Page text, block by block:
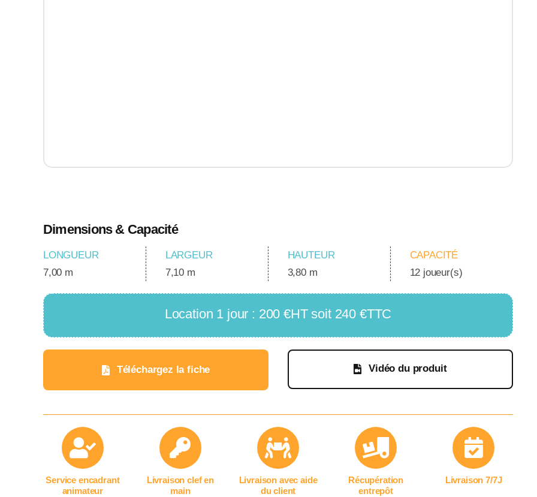
Dimensions & Capacité
LONGUEUR
7,00 m
LARGEUR
7,10 m
HAUTEUR
3,80 m
CAPACITÉ
12 joueur(s)
Location 1 jour : 200 €HT soit 240 €TTC
Téléchargez la fiche Vidéo du produit
Service encadrant
animateur
Livraison clef en
main
Livraison avec aide
du client
Récupération
entrepôt
Livraison 7/7J